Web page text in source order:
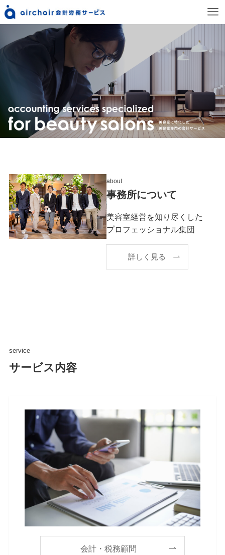
about
事務所について
美容室経営を知り尽くした
プロフェッショナル集団
詳しく見る
service
サービス内容
会計・税務顧問